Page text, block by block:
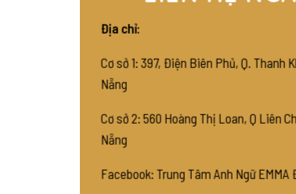
Địa chỉ:
Cơ sở 1: 397, Điện Biên Phủ, Q. Thanh
Nẵng
Cơ sở 2: 560 Hoàng Thị Loan, Q Liên
Nẵng
Facebook: Trung Tâm Anh Ngữ EMMA